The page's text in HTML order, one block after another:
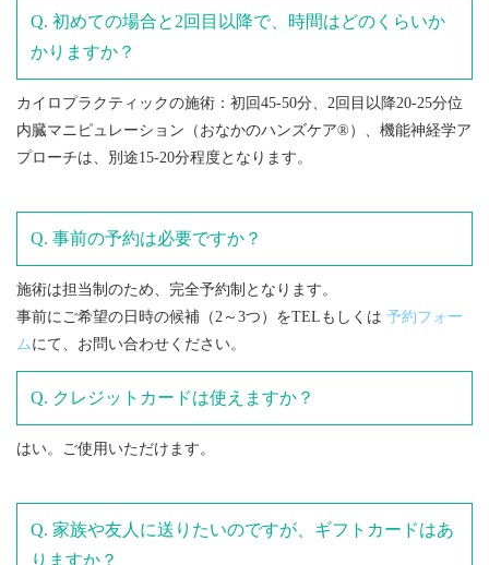
初めての場合と2回目以降で、時間はどのくらいか
かりますか？
カイロプラクティックの施術：初回45-50分、2回目以降20-25分位
内臓マニピュレーション（おなかのハンズケア®）、機能神経学ア
プローチは、別途15-20分程度となります。
事前の予約は必要ですか？
施術は担当制のため、完全予約制となります。
事前にご希望の日時の候補（2～3つ）をTELもしくは 予約フォー
ム にて、お問い合わせください。
クレジットカードは使えますか？
はい。ご使用いただけます。
家族や友人に送りたいのですが、ギフトカードはあ
りますか？